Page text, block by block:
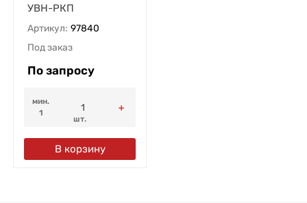
УВН-РКП
Артикул: 97840
Под заказ
По запросу
мин.
1
шт.
В корзину